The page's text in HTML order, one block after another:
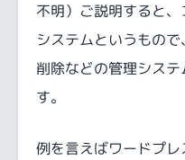
不明）ご説明すると、
システムというもの
削除などの管理シス
す。
例を言えばワードプレ